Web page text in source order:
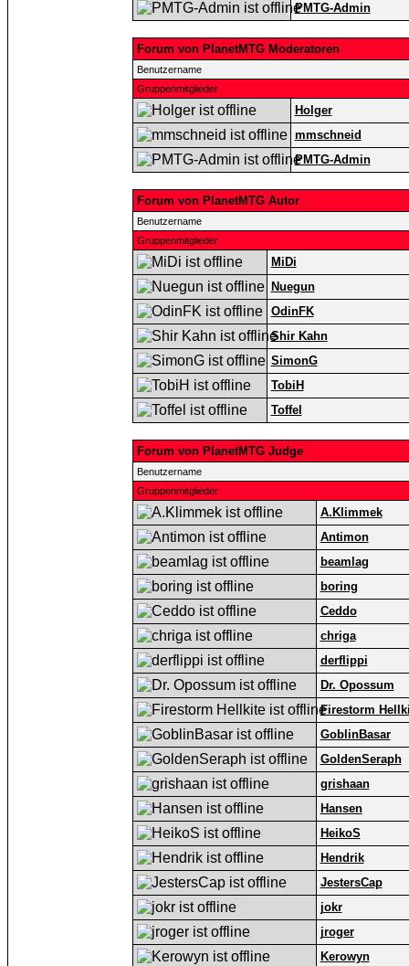
PMTG-Admin
Forum von PlanetMTG Moderatoren
Benutzername
Gruppenmitglieder
Holger
mmschneid
PMTG-Admin
Forum von PlanetMTG Autor
Benutzername
Gruppenmitglieder
MiDi
Nuegun
OdinFK
Shir Kahn
SimonG
TobiH
Toffel
Forum von PlanetMTG Judge
Benutzername
Gruppenmitglieder
A.Klimmek
Antimon
beamlag
boring
Ceddo
chriga
derflippi
Dr. Opossum
Firestorm
GoblinBasar
GoldenSeraph
grishaan
Hansen
HeikoS
Hendrik
JestersCap
jokr
jroger
Kerowyn